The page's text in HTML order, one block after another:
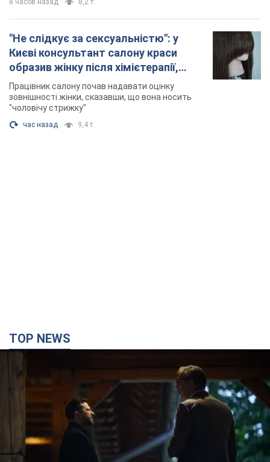
8 часов назад 8,2 т.
"Не слідкує за сексуальністю": у
Києві консультант салону краси
образив жінку після хімієтерапії,
розгорівся скандал. Фото
Працівник салону почав надавати оцінку
зовнішності жінки, сказавши, що вона носить
"чоловічу стрижку"
час назад 9,4 т.
TOP NEWS